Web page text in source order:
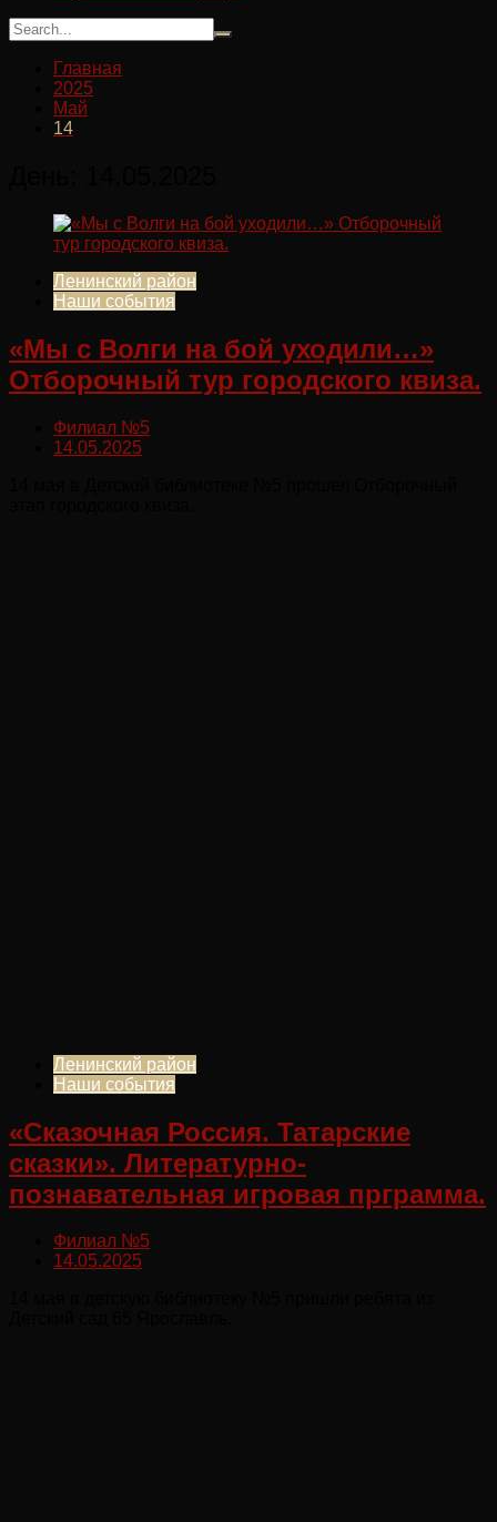
Главная
2025
Май
14
Ленинский район
Наши события
«Мы с Волги на бой уходили…»
Отборочный тур городского квиза.
Филиал №5
14.05.2025
Ленинский район
Наши события
«Сказочная Россия. Татарские
сказки». Литературно-
познавательная игровая прграмма.
Филиал №5
14.05.2025